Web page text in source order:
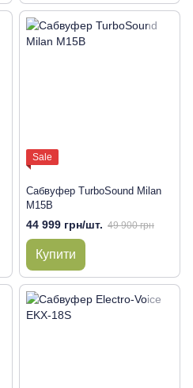
Sale
Сабвуфер TurboSound Milan
M15B
44 999 грн/шт. 49 900 грн
Купити